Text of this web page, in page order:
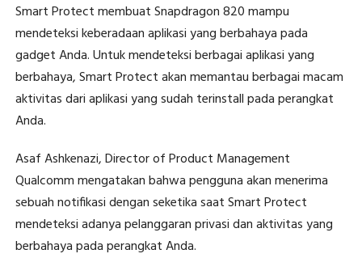
Smart Protect membuat Snapdragon 820 mampu
mendeteksi keberadaan aplikasi yang berbahaya pada
gadget Anda. Untuk mendeteksi berbagai aplikasi yang
berbahaya, Smart Protect akan memantau berbagai macam
aktivitas dari aplikasi yang sudah terinstall pada perangkat
Anda.
Asaf Ashkenazi, Director of Product Management
Qualcomm mengatakan bahwa pengguna akan menerima
sebuah notifikasi dengan seketika saat Smart Protect
mendeteksi adanya pelanggaran privasi dan aktivitas yang
berbahaya pada perangkat Anda.